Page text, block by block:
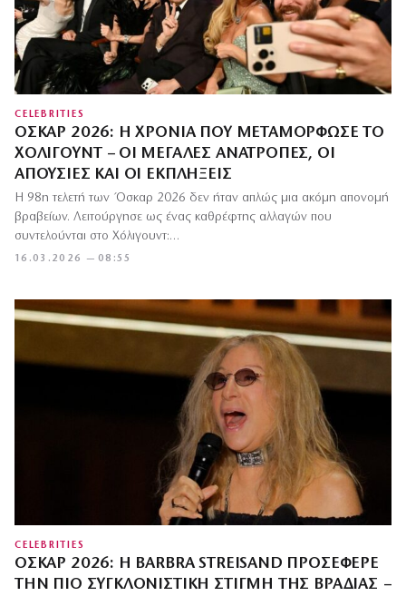
CELEBRITIES
ΌΣΚΑΡ 2026: Η ΧΡΟΝΙΆ ΠΟΥ ΜΕΤΑΜΌΡΦΩΣΕ ΤΟ
ΧΌΛΙΓΟΥΝΤ – ΟΙ ΜΕΓΆΛΕΣ ΑΝΑΤΡΟΠΈΣ, ΟΙ
ΑΠΟΥΣΊΕΣ ΚΑΙ ΟΙ ΕΚΠΛΉΞΕΙΣ
16.03.2026 — 08:55
Η 98η τελετή των Όσκαρ 2026 δεν ήταν απλώς μια ακόμη απονομή
βραβείων. Λειτούργησε ως ένας καθρέφτης αλλαγών που
συντελούνται στο Χόλιγουντ:…
CELEBRITIES
ΌΣΚΑΡ 2026: Η BARBRA STREISAND ΠΡΟΣΈΦΕΡΕ
ΤΗΝ ΠΙΟ ΣΥΓΚΛΟΝΙΣΤΙΚΉ ΣΤΙΓΜΉ ΤΗΣ ΒΡΑΔΙΆΣ –